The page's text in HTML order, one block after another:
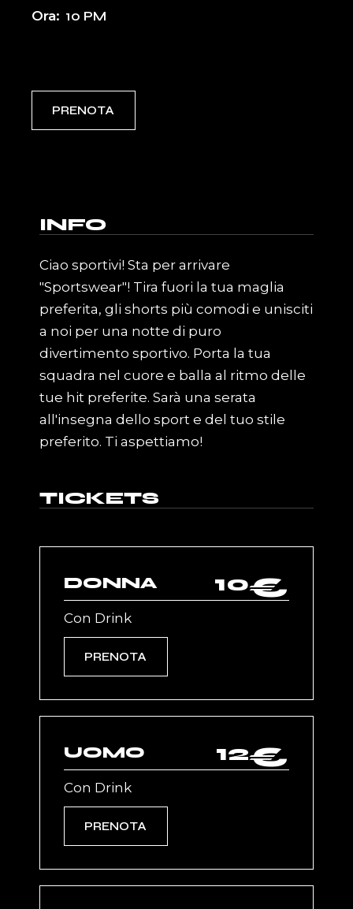
Ora: 10 PM
PRENOTA
INFO
Ciao sportivi! Sta per arrivare
"Sportswear"! Tira fuori la tua maglia
preferita, gli shorts più comodi e unisciti
a noi per una notte di puro
divertimento sportivo. Porta la tua
squadra nel cuore e balla al ritmo delle
tue hit preferite. Sarà una serata
all'insegna dello sport e del tuo stile
preferito. Ti aspettiamo!
TICKETS
DONNA 10€
Con Drink
PRENOTA
UOMO 12€
Con Drink
PRENOTA